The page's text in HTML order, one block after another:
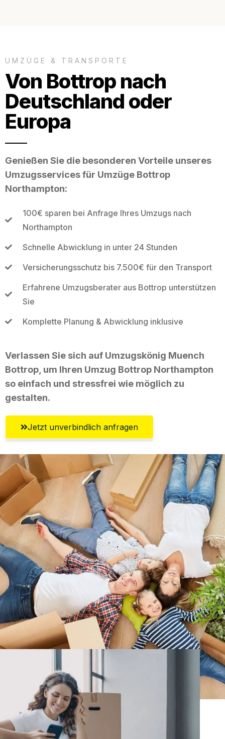
UMZÜGE & TRANSPORTE
Von Bottrop nach
Deutschland oder
Europa
Genießen Sie die besonderen Vorteile unseres
Umzugsservices für Umzüge Bottrop
Northampton:
100€ sparen bei Anfrage Ihres Umzugs nach
Northampton
Schnelle Abwicklung in unter 24 Stunden
Versicherungsschutz bis 7.500€ für den Transport
Erfahrene Umzugsberater aus Bottrop unterstützen
Sie
Komplette Planung & Abwicklung inklusive
Verlassen Sie sich auf Umzugskönig Muench
Bottrop, um Ihren Umzug Bottrop Northampton
so einfach und stressfrei wie möglich zu
gestalten.
Jetzt unverbindlich anfragen